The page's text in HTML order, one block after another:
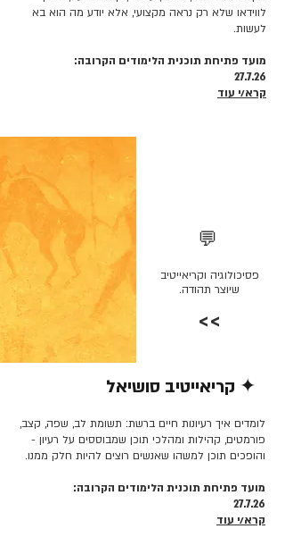
לווידאו שלא רק נראה מקצועי, אלא יודע מה הוא בא
לעשות.
מועד פתיחת תוכנית הלימודים הקרובה:
27.7.26
קרא/י עוד
💬
פסיכולוגיה וקריאייטיב
שיוצר תהודה.
>>
✦ קריאייטיב סושיאל
לומדים איך רעיונות חיים ברשת: תשומת לב, שפה, קצב,
פורמטים, קהילות ומהלכי תוכן שמבוססים על רעיון -
והופכים תוכן למשהו שאנשים רוצים להיות חלק ממנו.
מועד פתיחת תוכנית הלימודים הקרובה:
27.7.26
קרא/י עוד